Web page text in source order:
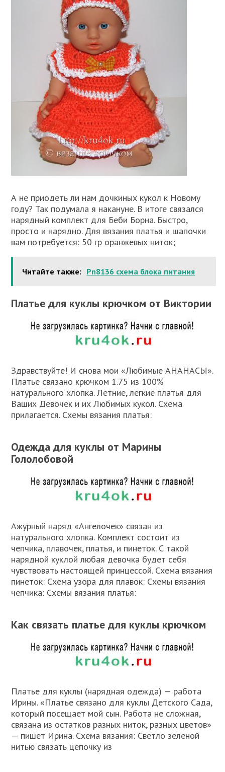
А не приодеть ли нам дочкиных кукол к Новому
году? Так подумала я накануне. В итоге связался
нарядный комплект для Беби Борна. Быстро,
просто и нарядно. Для вязания платья и шапочки
вам потребуется: 50 гр оранжевых ниток;
Читайте также: Pn8136 схема блока питания
Платье для куклы крючком от Виктории
Здравствуйте! И снова мои «Любимые АНАНАСЫ».
Платье связано крючком 1.75 из 100%
натурального хлопка. Летние, легкие платья для
Ваших Девочек и их Любимых кукол. Схема
прилагается. Схемы вязания платья:
Одежда для куклы от Марины
Гололобовой
Ажурный наряд «Ангелочек» связан из
натурального хлопка. Комплект состоит из
чепчика, плавочек, платья, и пинеток. С такой
нарядной куклой любая девочка будет себя
чувствовать настоящей принцессой. Схема вязания
пинеток: Схема узора для плавок: Схемы вязания
чепчика: Схемы вязания платья:
Как связать платье для куклы крючком
Платье для куклы (нарядная одежда) — работа
Ирины. «Платье связано для куклы Детского Сада,
который посещает мой сын. Работа не сложная,
связана из остатков разных ниток, разных цветов»
— пишет Ирина. Схема вязания: Светло зеленой
нитью связать цепочку из